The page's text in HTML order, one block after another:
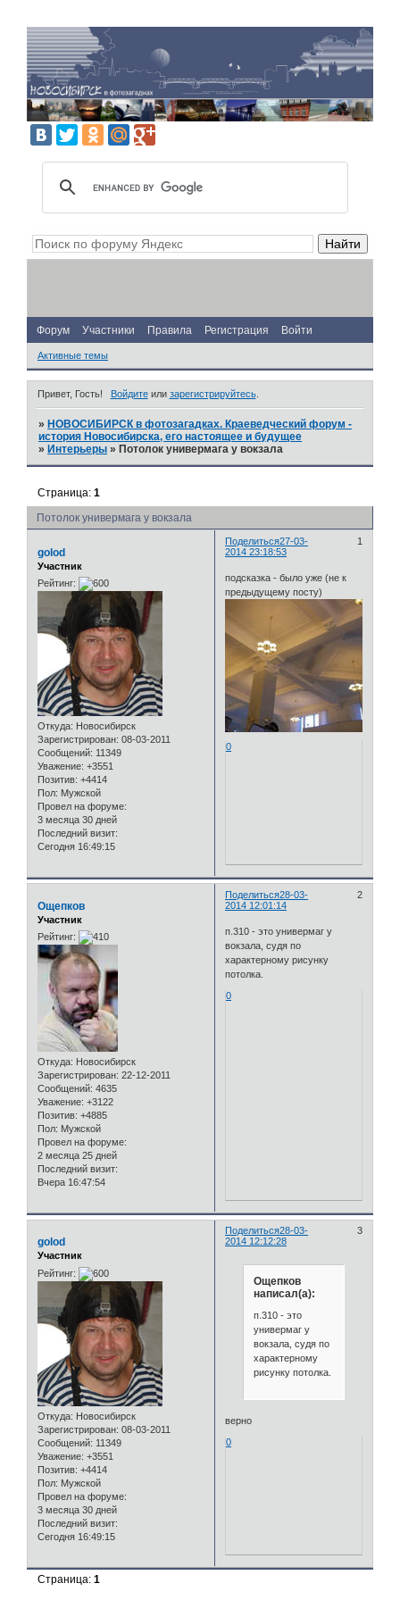
Форум Участники Правила Регистрация Войти
Активные темы
Привет, Гость! Войдитеили зарегистрируйтесь.
» НОВОСИБИРСК в фотозагадках. Краеведческий форум -
история Новосибирска, его настоящее и будущее
» Интерьеры » Потолок универмага у вокзала
Потолок универмага у вокзала
Страница:1
Поделиться 1
27-03-
2014 23:18:53
golod
Участник
Рейтинг:
Откуда: Новосибирск
Зарегистрирован: 08-03-2011
Сообщений: 11349
Уважение: +3551
Позитив: +4414
Пол: Мужской
Провел на форуме:
3 месяца 30 дней
Последний визит:
Сегодня 16:49:15
подсказка - было уже (не к
предыдущему посту)
0
Поделиться 2
28-03-
2014 12:01:14
Ощепков
Участник
Рейтинг:
Откуда: Новосибирск
Зарегистрирован: 22-12-2011
Сообщений: 4635
Уважение: +3122
Позитив: +4885
Пол: Мужской
Провел на форуме:
2 месяца 25 дней
Последний визит:
Вчера 16:47:54
п.310 - это универмаг у
вокзала, судя по
характерному рисунку
потолка.
0
Поделиться 3
28-03-
2014 12:12:28
golod
Участник
Рейтинг:
Откуда: Новосибирск
Зарегистрирован: 08-03-2011
Сообщений: 11349
Уважение: +3551
Позитив: +4414
Пол: Мужской
Провел на форуме:
3 месяца 30 дней
Последний визит:
Сегодня 16:49:15
Ощепков
написал(а):
п.310 - это
универмаг у
вокзала, судя по
характерному
рисунку потолка.
верно
0
Страница:1